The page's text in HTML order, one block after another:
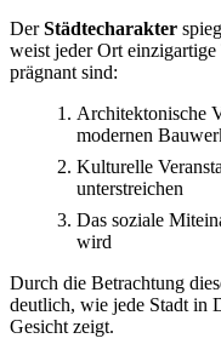
DerStädtecharakter
weist jeder Ort
prägnant sind:
Architektonische
modernen
Kulturelle
unterstreichen
Das soziale
wird
Durch die Betrachtung
deutlich, wie jede Stadt in
Gesicht zeigt.